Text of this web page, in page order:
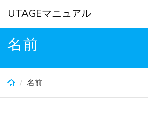
Skip
名前
名前
UTAGEマニュアル